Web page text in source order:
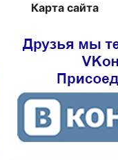
Карта сайта